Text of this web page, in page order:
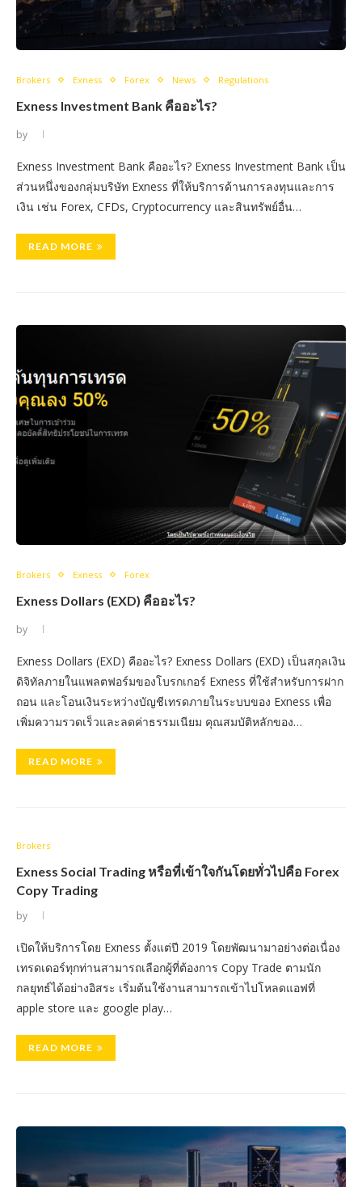
Brokers Exness Forex News Regulations
Exness Investment Bank คืออะไร?
by
Exness Investment Bank คืออะไร? Exness Investment Bank เป็น
ส่วนหนึ่งของกลุ่มบริษัท Exness ที่ให้บริการด้านการลงทุนและการ
เงิน เช่น Forex, CFDs, Cryptocurrency และสินทรัพย์อื่น…
READ MORE
Brokers Exness Forex
Exness Dollars (EXD) คืออะไร?
by
Exness Dollars (EXD) คืออะไร? Exness Dollars (EXD) เป็นสกุลเงิน
ดิจิทัลภายในแพลตฟอร์มของโบรกเกอร์ Exness ที่ใช้สำหรับการฝาก
ถอน และโอนเงินระหว่างบัญชีเทรดภายในระบบของ Exness เพื่อ
เพิ่มความรวดเร็วและลดค่าธรรมเนียม คุณสมบัติหลักของ…
READ MORE
Brokers
Exness Social Trading หรือที่เข้าใจกันโดยทั่วไปคือ Forex
Copy Trading
by
เปิดให้บริการโดย Exness ตั้งแต่ปี 2019 โดยพัฒนามาอย่างต่อเนื่อง
เทรดเดอร์ทุกท่านสามารถเลือกผู้ที่ต้องการ Copy Trade ตามนัก
กลยุทธ์ได้อย่างอิสระ เริ่มต้นใช้งานสามารถเข้าไปโหลดแอฟที่
apple store และ google play…
READ MORE